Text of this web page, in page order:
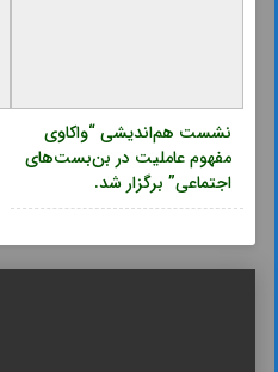
نشست هم‌اندیشی “واکاوی
مفهوم عاملیت در بن‌بست‌های
اجتماعی” برگزار شد.